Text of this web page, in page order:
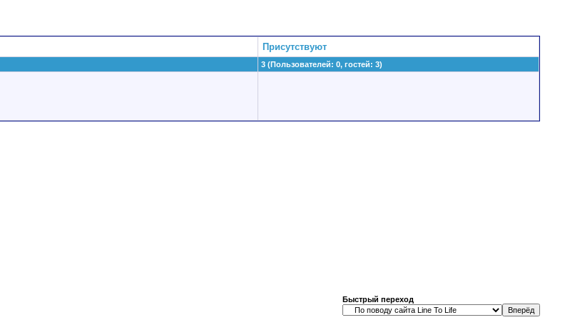
Присутствуют
3 (Пользователей: 0, гостей: 3)
Быстрый переход